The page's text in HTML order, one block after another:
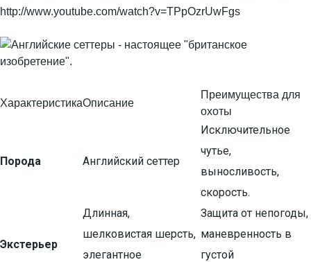
http://www.youtube.com/watch?v=TPpOzrUwFgs
ХарактеристикаОписание
Преимущества для
охоты
Порода Английский сеттер
Исключительное
чутье,
выносливость,
скорость.
Экстерьер
Длинная,
шелковистая шерсть,
элегантное
Защита от непогоды,
маневренность в
густой